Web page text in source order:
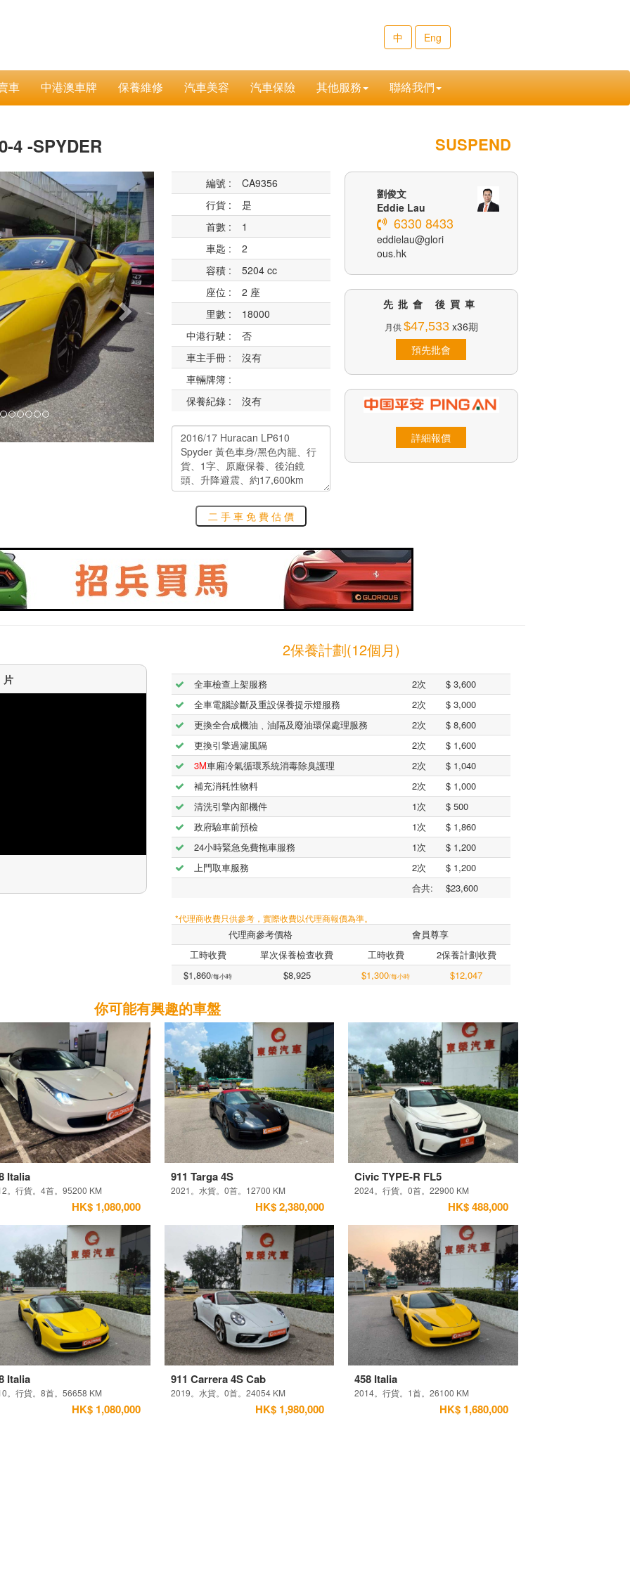
中 Eng
車 中港澳車牌 保養維修 汽車美容 汽車保險 其他服務 聯絡我們
4 -SPYDER SUSPEND
Next 編號 :
CA9356
行貨 :
是
首數 :
1
車匙 :
2
容積 :
5204 cc
座位 :
2 座
里數 :
18000
中港行駛 :
否
車主手冊 :
沒有
車輛牌簿 :
保養紀錄 :
沒有
二 手 車 免 費 估 價
劉俊文
Eddie Lau
6330 8433
eddielau@glori
ous.hk
先批會 後買車
月供$47,533x36期
預先批會
詳細報價
2保養計劃(12個月)
全車檢查上架服務 2次
$ 3,600
全車電腦診斷及重設保養提示燈服務
2次
$ 3,000
更換全合成機油﹑油隔及廢油環保處理服務
2次
$ 8,600
更換引擎過濾風隔
2次
$ 1,600
3M車廂冷氣循環系統消毒除臭護理 2次
$ 1,040
補充消耗性物料
2次
$ 1,000
清洗引擎內部機件
1次
$ 500
政府驗車前預檢
1次
$ 1,860
24小時緊急免費拖車服務
1次
$ 1,200
上門取車服務
2次
$ 1,200
合共:
$23,600
*代理商收費只供參考，實際收費以代理商報價為準。
代理商參考價格
會員尊享
工時收費
單次保養檢查收費 工時收費
2保養計劃收費
$1,860/每小時 $8,925 $1,300/每小時 $12,047
你可能有興趣的車盤
Italia
。行貨。4首。95200 KM
HK$ 1,080,000
911 Targa 4S
2021。水貨。0首。12700 KM
HK$ 2,380,000
Civic TYPE-R FL5
2024。行貨。0首。22900 KM
HK$ 488,000
Italia
。行貨。8首。56658 KM
HK$ 1,080,000
911 Carrera 4S Cab
2019。水貨。0首。24054 KM
HK$ 1,980,000
458 Italia
2014。行貨。1首。26100 KM
HK$ 1,680,000